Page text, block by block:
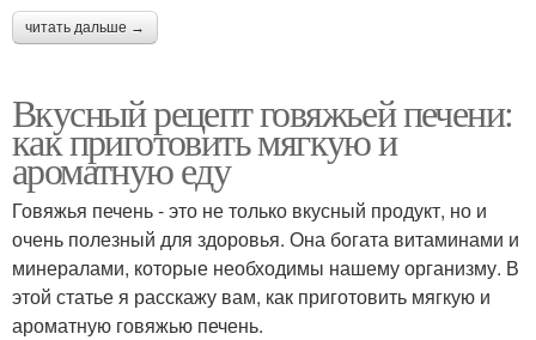
читать дальше →
Вкусный рецепт говяжьей печени:
как приготовить мягкую и
ароматную еду
Говяжья печень - это не только вкусный продукт, но и
очень полезный для здоровья. Она богата витаминами и
минералами, которые необходимы нашему организму. В
этой статье я расскажу вам, как приготовить мягкую и
ароматную говяжью печень.